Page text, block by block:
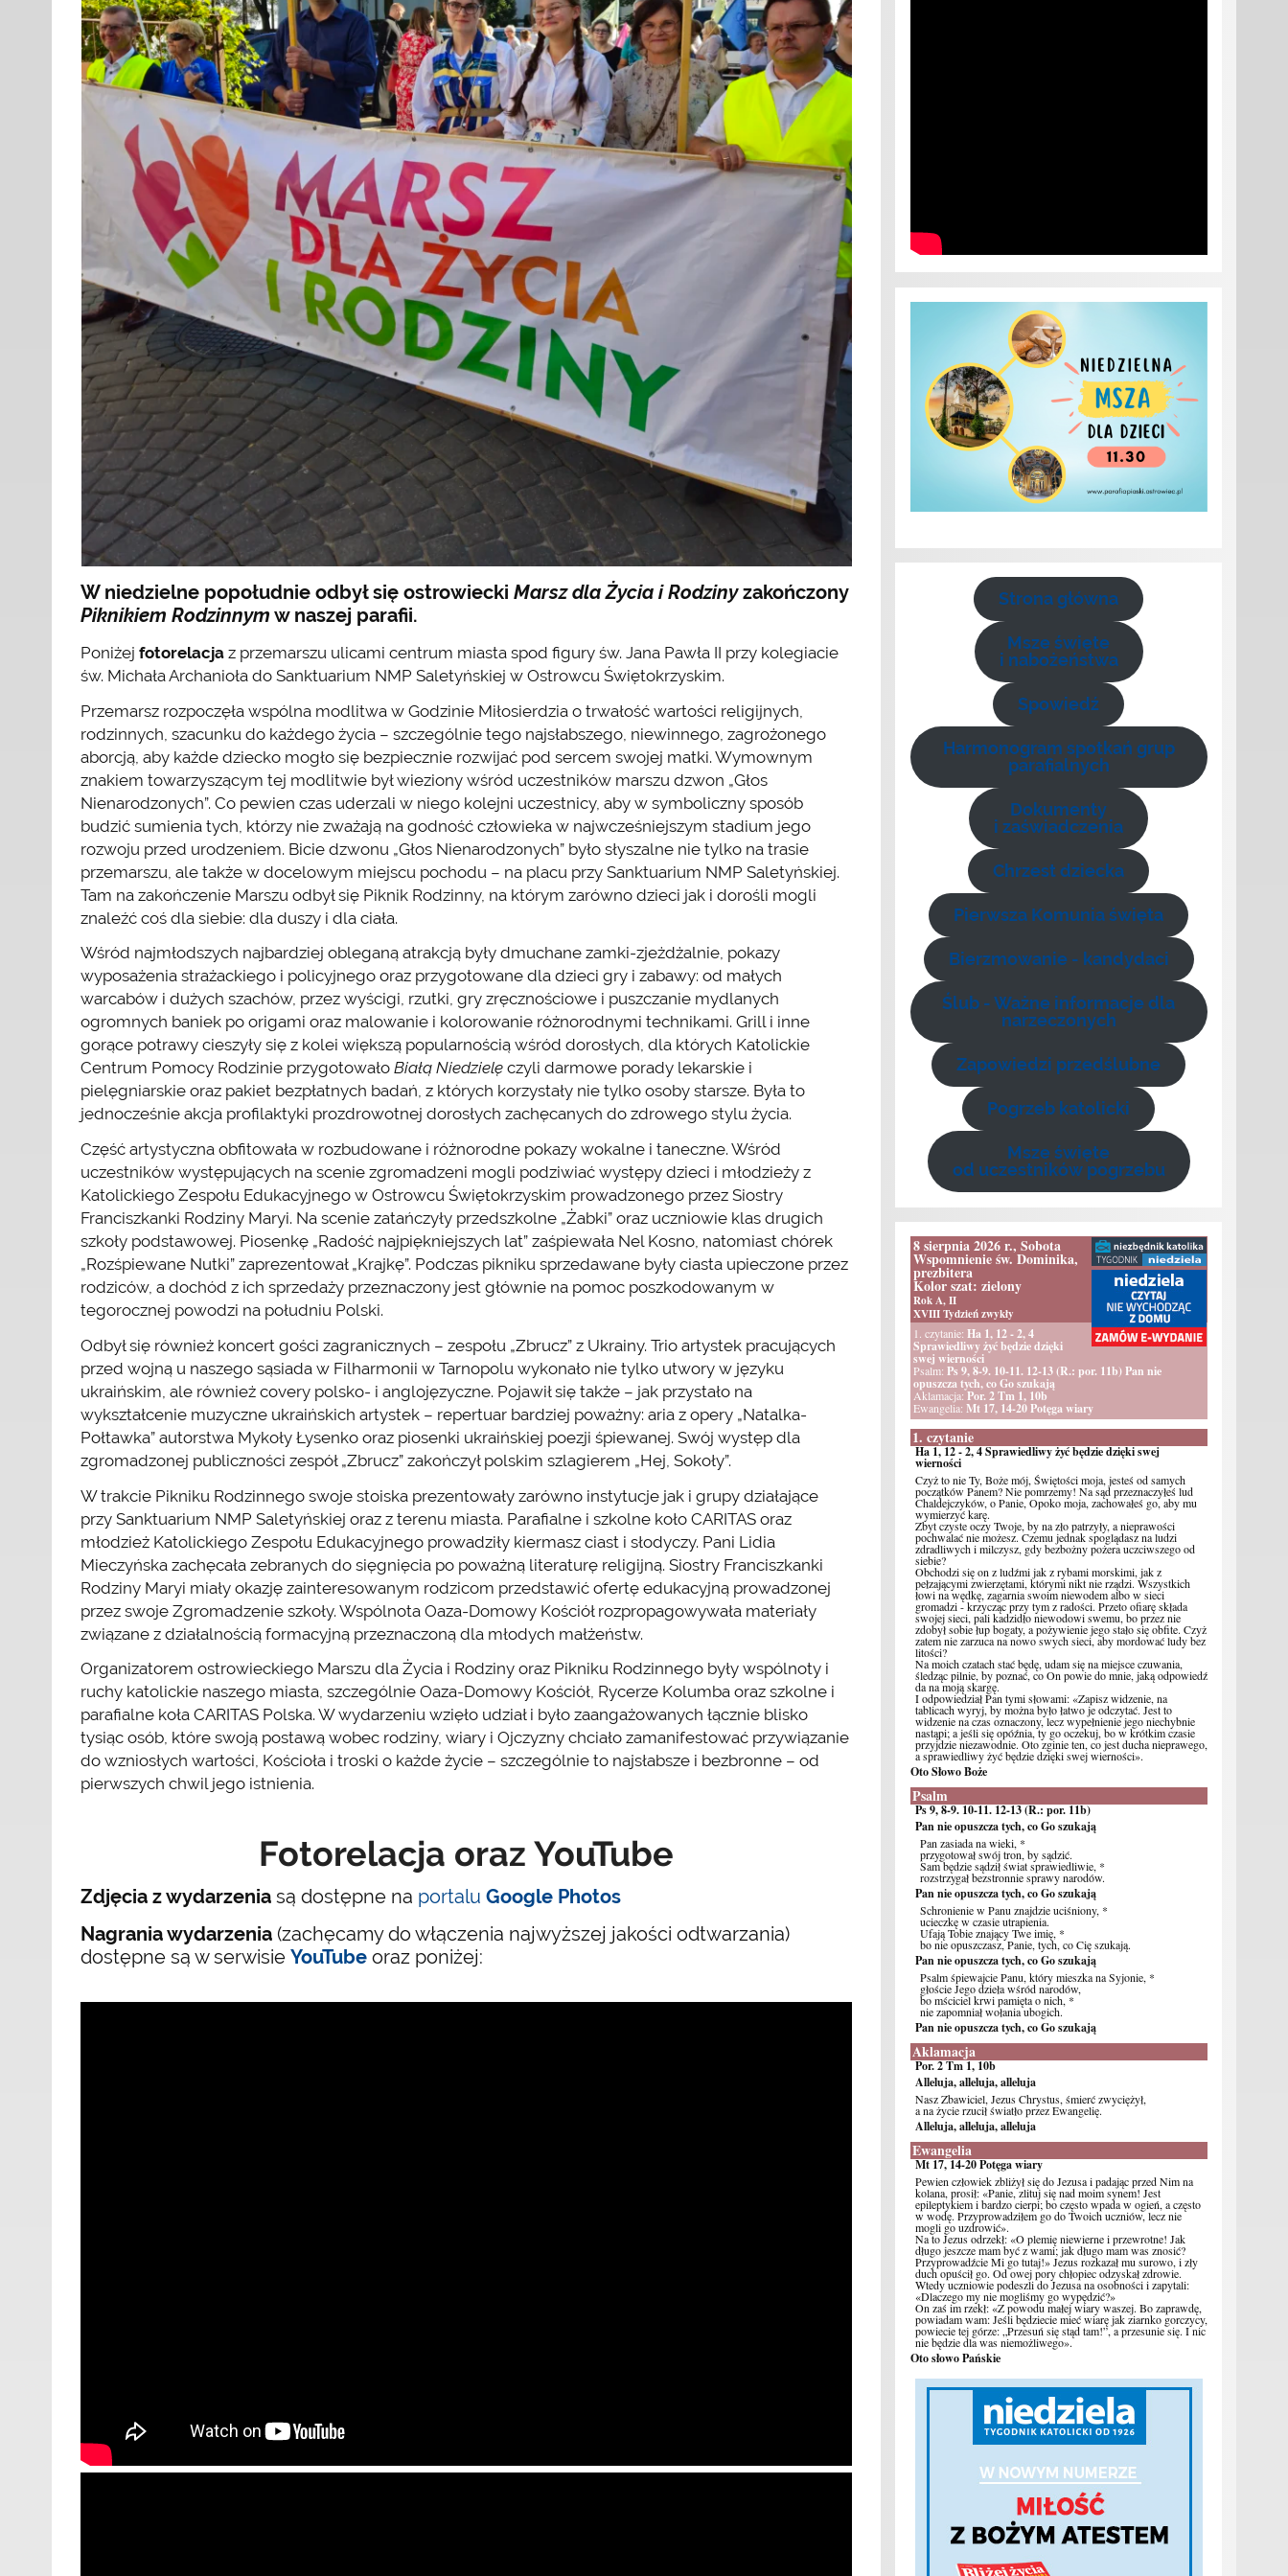
W niedzielne popołudnie odbył się ostrowieckiMarsz dla Życia i Rodzinyzakończony
Piknikiem Rodzinnym w naszej parafii.
Poniżejfotorelacja z przemarszu ulicami centrum miasta spod figury św. Jana Pawła II przy kolegiacie
św. Michała Archanioła do Sanktuarium NMP Saletyńskiej w Ostrowcu Świętokrzyskim.
Przemarsz rozpoczęła wspólna modlitwa w Godzinie Miłosierdzia o trwałość wartości religijnych,
rodzinnych, szacunku do każdego życia – szczególnie tego najsłabszego, niewinnego, zagrożonego
aborcją, aby każde dziecko mogło się bezpiecznie rozwijać pod sercem swojej matki. Wymownym
znakiem towarzyszącym tej modlitwie był wieziony wśród uczestników marszu dzwon „Głos
Nienarodzonych”. Co pewien czas uderzali w niego kolejni uczestnicy, aby w symboliczny sposób
budzić sumienia tych, którzy nie zważają na godność człowieka w najwcześniejszym stadium jego
rozwoju przed urodzeniem. Bicie dzwonu „Głos Nienarodzonych” było słyszalne nie tylko na trasie
przemarszu, ale także w docelowym miejscu pochodu – na placu przy Sanktuarium NMP Saletyńskiej.
Tam na zakończenie Marszu odbył się Piknik Rodzinny, na którym zarówno dzieci jak i dorośli mogli
znaleźć coś dla siebie: dla duszy i dla ciała.
Wśród najmłodszych najbardziej obleganą atrakcją były dmuchane zamki-zjeżdżalnie, pokazy
wyposażenia strażackiego i policyjnego oraz przygotowane dla dzieci gry i zabawy: od małych
warcabów i dużych szachów, przez wyścigi, rzutki, gry zręcznościowe i puszczanie mydlanych
ogromnych baniek po origami oraz malowanie i kolorowanie różnorodnymi technikami. Grill i inne
gorące potrawy cieszyły się z kolei większą popularnością wśród dorosłych, dla których Katolickie
Centrum Pomocy Rodzinie przygotowałoBiałą Niedzielę czyli darmowe porady lekarskie i
pielęgniarskie oraz pakiet bezpłatnych badań, z których korzystały nie tylko osoby starsze. Była to
jednocześnie akcja profilaktyki prozdrowotnej dorosłych zachęcanych do zdrowego stylu życia.
Część artystyczna obfitowała w rozbudowane i różnorodne pokazy wokalne i taneczne. Wśród
uczestników występujących na scenie zgromadzeni mogli podziwiać występy dzieci i młodzieży z
Katolickiego Zespołu Edukacyjnego w Ostrowcu Świętokrzyskim prowadzonego przez Siostry
Franciszkanki Rodziny Maryi. Na scenie zatańczyły przedszkolne „Żabki” oraz uczniowie klas drugich
szkoły podstawowej. Piosenkę „Radość najpiękniejszych lat” zaśpiewała Nel Kosno, natomiast chórek
„Rozśpiewane Nutki” zaprezentował „Krajkę”. Podczas pikniku sprzedawane były ciasta upieczone przez
rodziców, a dochód z ich sprzedaży przeznaczony jest głównie na pomoc poszkodowanym w
tegorocznej powodzi na południu Polski.
Odbył się również koncert gości zagranicznych – zespołu „Zbrucz” z Ukrainy. Trio artystek pracujących
przed wojną u naszego sąsiada w Filharmonii w Tarnopolu wykonało nie tylko utwory w języku
ukraińskim, ale również covery polsko- i anglojęzyczne. Pojawił się także – jak przystało na
wykształcenie muzyczne ukraińskich artystek – repertuar bardziej poważny: aria z opery „Natalka-
Połtawka” autorstwa Mykoły Łysenko oraz piosenki ukraińskiej poezji śpiewanej. Swój występ dla
zgromadzonej publiczności zespół „Zbrucz” zakończył polskim szlagierem „Hej, Sokoły”.
W trakcie Pikniku Rodzinnego swoje stoiska prezentowały zarówno instytucje jak i grupy działające
przy Sanktuarium NMP Saletyńskiej oraz z terenu miasta. Parafialne i szkolne koło CARITAS oraz
młodzież Katolickiego Zespołu Edukacyjnego prowadziły kiermasz ciast i słodyczy. Pani Lidia
Mieczyńska zachęcała zebranych do sięgnięcia po poważną literaturę religijną. Siostry Franciszkanki
Rodziny Maryi miały okazję zainteresowanym rodzicom przedstawić ofertę edukacyjną prowadzonej
przez swoje Zgromadzenie szkoły. Wspólnota Oaza-Domowy Kościół rozpropagowywała materiały
związane z działalnością formacyjną przeznaczoną dla młodych małżeństw.
Organizatorem ostrowieckiego Marszu dla Życia i Rodziny oraz Pikniku Rodzinnego były wspólnoty i
ruchy katolickie naszego miasta, szczególnie Oaza-Domowy Kościół, Rycerze Kolumba oraz szkolne i
parafialne koła CARITAS Polska. W wydarzeniu wzięło udział i było zaangażowanych łącznie blisko
tysiąc osób, które swoją postawą wobec rodziny, wiary i Ojczyzny chciało zamanifestować przywiązanie
do wzniosłych wartości, Kościoła i troski o każde życie – szczególnie to najsłabsze i bezbronne – od
pierwszych chwil jego istnienia.
Fotorelacja oraz YouTube
Zdjęcia z wydarzenia są dostępne na portaluGoogle Photos
Nagrania wydarzenia (zachęcamy do włączenia najwyższej jakości odtwarzania)
dostępne są w serwisieYouTube oraz poniżej:
Strona główna
Msze święte
i nabożeństwa
Spowiedź
Harmonogram spotkań grup
parafialnych
Dokumenty
i zaświadczenia
Chrzest dziecka
Pierwsza Komunia święta
Bierzmowanie - kandydaci
Ślub - Ważne informacje dla
narzeczonych
Zapowiedzi przedślubne
Pogrzeb katolicki
Msze święte
od uczestników pogrzebu
8 sierpnia 2026 r., Sobota
Wspomnienie św. Dominika,
prezbitera
Kolor szat: zielony
Rok A, II
XVIII Tydzień zwykły
1. czytanie: Ha 1, 12 - 2, 4
Sprawiedliwy żyć będzie dzięki
swej wierności
Psalm: Ps 9, 8-9. 10-11. 12-13 (R.: por. 11b) Pan nie
opuszcza tych, co Go szukają
Aklamacja:Por. 2 Tm 1, 10b
Ewangelia: Mt 17, 14-20 Potęga wiary
1. czytanie
Ha 1, 12 - 2, 4 Sprawiedliwy żyć będzie dzięki swej
wierności
Czyż to nie Ty, Boże mój, Świętości moja, jesteś od samych
początków Panem? Nie pomrzemy! Na sąd przeznaczyłeś lud
Chaldejczyków, o Panie, Opoko moja, zachowałeś go, aby mu
wymierzyć karę.
Zbyt czyste oczy Twoje, by na zło patrzyły, a nieprawości
pochwalać nie możesz. Czemu jednak spoglądasz na ludzi
zdradliwych i milczysz, gdy bezbożny pożera uczciwszego od
siebie?
Obchodzi się on z ludźmi jak z rybami morskimi, jak z
pełzającymi zwierzętami, którymi nikt nie rządzi. Wszystkich
łowi na wędkę, zagarnia swoim niewodem albo w sieci
gromadzi - krzycząc przy tym z radości. Przeto ofiarę składa
swojej sieci, pali kadzidło niewodowi swemu, bo przez nie
zdobył sobie łup bogaty, a pożywienie jego stało się obfite. Czyż
zatem nie zarzuca na nowo swych sieci, aby mordować ludy bez
litości?
Na moich czatach stać będę, udam się na miejsce czuwania,
śledząc pilnie, by poznać, co On powie do mnie, jaką odpowiedź
da na moją skargę.
I odpowiedział Pan tymi słowami: «Zapisz widzenie, na
tablicach wyryj, by można było łatwo je odczytać. Jest to
widzenie na czas oznaczony, lecz wypełnienie jego niechybnie
nastąpi; a jeśli się opóźnia, ty go oczekuj, bo w krótkim czasie
przyjdzie niezawodnie. Oto zginie ten, co jest ducha nieprawego,
a sprawiedliwy żyć będzie dzięki swej wierności».
Oto Słowo Boże
Psalm
Ps 9, 8-9. 10-11. 12-13 (R.: por. 11b)
Pan nie opuszcza tych, co Go szukają
Pan zasiada na wieki, *
przygotował swój tron, by sądzić.
Sam będzie sądził świat sprawiedliwie, *
rozstrzygał bezstronnie sprawy narodów.
Pan nie opuszcza tych, co Go szukają
Schronienie w Panu znajdzie uciśniony, *
ucieczkę w czasie utrapienia.
Ufają Tobie znający Twe imię, *
bo nie opuszczasz, Panie, tych, co Cię szukają.
Pan nie opuszcza tych, co Go szukają
Psalm śpiewajcie Panu, który mieszka na Syjonie, *
głoście Jego dzieła wśród narodów,
bo mściciel krwi pamięta o nich, *
nie zapomniał wołania ubogich.
Pan nie opuszcza tych, co Go szukają
Aklamacja
Por. 2 Tm 1, 10b
Alleluja, alleluja, alleluja
Nasz Zbawiciel, Jezus Chrystus, śmierć zwyciężył,
a na życie rzucił światło przez Ewangelię.
Alleluja, alleluja, alleluja
Ewangelia
Mt 17, 14-20 Potęga wiary
Pewien człowiek zbliżył się do Jezusa i padając przed Nim na
kolana, prosił: «Panie, zlituj się nad moim synem! Jest
epileptykiem i bardzo cierpi; bo często wpada w ogień, a często
w wodę. Przyprowadziłem go do Twoich uczniów, lecz nie
mogli go uzdrowić».
Na to Jezus odrzekł: «O plemię niewierne i przewrotne! Jak
długo jeszcze mam być z wami; jak długo mam was znosić?
Przyprowadźcie Mi go tutaj!» Jezus rozkazał mu surowo, i zły
duch opuścił go. Od owej pory chłopiec odzyskał zdrowie.
Wtedy uczniowie podeszli do Jezusa na osobności i zapytali:
«Dlaczego my nie mogliśmy go wypędzić?»
On zaś im rzekł: «Z powodu małej wiary waszej. Bo zaprawdę,
powiadam wam: Jeśli będziecie mieć wiarę jak ziarnko gorczycy,
powiecie tej górze: „Przesuń się stąd tam!”, a przesunie się. I nic
nie będzie dla was niemożliwego».
Oto słowo Pańskie